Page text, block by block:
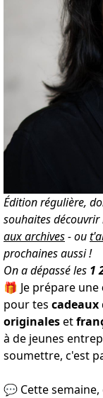
Édition régulière,
souhaites
aux archives- ou
prochaines aussi !
On a dépassé les 1
🎁 Je prépare une
pour tes cadeaux
originaleset
à de jeunes
soumettre, c'est
💬 Cette